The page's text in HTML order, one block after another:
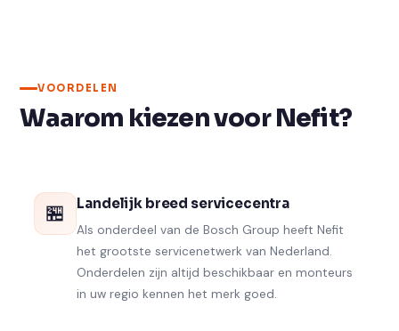
VOORDELEN
Waarom kiezen voor Nefit?
🏪 Landelijk breed servicecentra
Als onderdeel van de Bosch Group heeft Nefit
het grootste servicenetwerk van Nederland.
Onderdelen zijn altijd beschikbaar en monteurs
in uw regio kennen het merk goed.